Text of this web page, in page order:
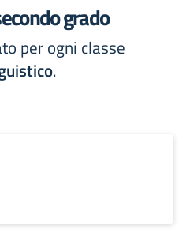
grado
per ogni classe
.